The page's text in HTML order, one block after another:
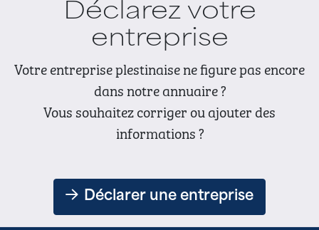
Déclarez votre
entreprise
Votre entreprise plestinaise ne figure pas encore
dans notre annuaire ?
Vous souhaitez corriger ou ajouter des
informations ?
Déclarer une entreprise